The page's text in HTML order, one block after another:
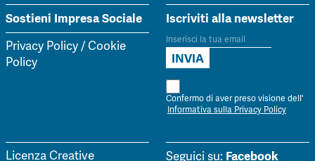
Sostieni Impresa Sociale
Privacy Policy/Cookie
Policy
Iscriviti alla newsletter
Confermo di aver preso visione dell'
Informativa sulla Privacy Policy
Licenza Creative Seguici su: Facebook